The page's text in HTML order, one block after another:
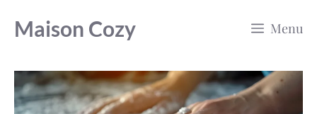
Maison Cozy Menu